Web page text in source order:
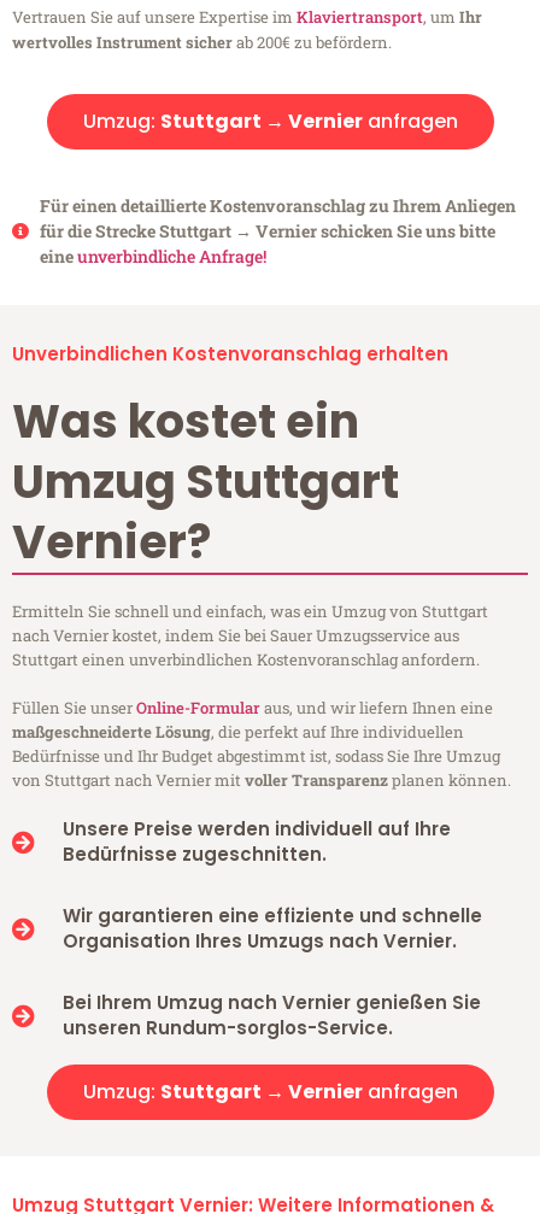
Vertrauen Sie auf unsere Expertise im Klaviertransport, um Ihr
wertvolles Instrument sicherab 200€ zu befördern.
Umzug: Stuttgart → Vernieranfragen
Für einen detaillierte Kostenvoranschlag zu Ihrem Anliegen
für die Strecke Stuttgart → Vernier schicken Sie uns bitte
eineunverbindliche Anfrage!
Unverbindlichen Kostenvoranschlag erhalten
Was kostet ein
Umzug Stuttgart
Vernier?
Ermitteln Sie schnell und einfach, was ein Umzug von Stuttgart
nach Vernier kostet, indem Sie bei Sauer Umzugsservice aus
Stuttgart einen unverbindlichen Kostenvoranschlag anfordern.
Füllen Sie unserOnline-Formularaus, und wir liefern Ihnen eine
maßgeschneiderte Lösung, die perfekt auf Ihre individuellen
Bedürfnisse und Ihr Budget abgestimmt ist, sodass Sie Ihre Umzug
von Stuttgart nach Vernier mitvoller Transparenzplanen können.
Unsere Preise werden individuell auf Ihre
Bedürfnisse zugeschnitten.
Wir garantieren eine effiziente und schnelle
Organisation Ihres Umzugs nach Vernier.
Bei Ihrem Umzug nach Vernier genießen Sie
unseren Rundum-sorglos-Service.
Umzug: Stuttgart → Vernieranfragen
Umzug Stuttgart Vernier: Weitere Informationen &